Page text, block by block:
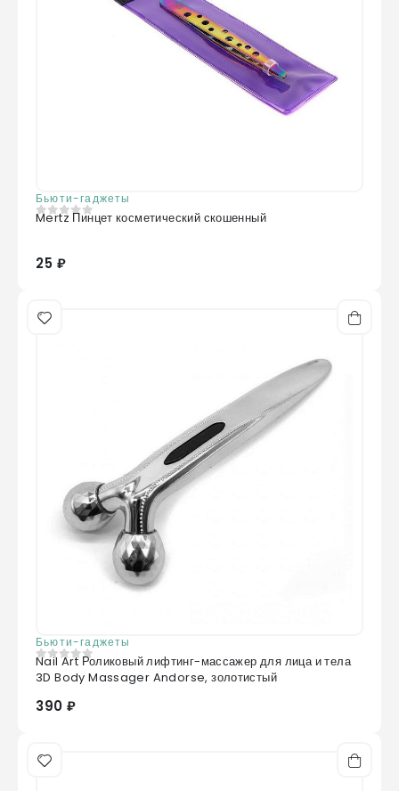
Бьюти-гаджеты
0из 5
Mertz Пинцет косметический скошенный
25 ₽
Бьюти-гаджеты
0из 5
Nail Art Роликовый лифтинг-массажер для лица и тела
3D Body Massager Andorse, золотистый
390 ₽